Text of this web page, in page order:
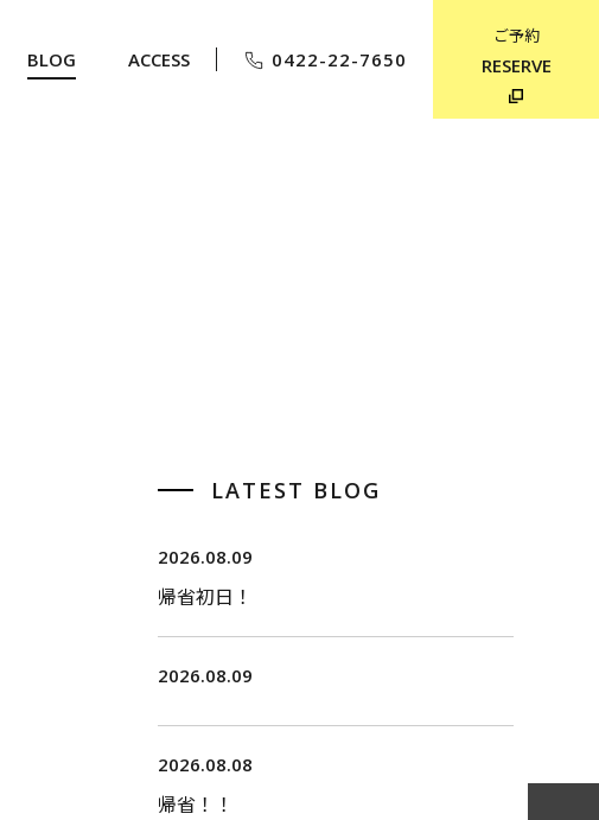
BLOG ACCESS 0422-22-7650
ご予約
RESERVE
LATEST BLOG
2026.08.09
帰省初日！
2026.08.09
2026.08.08
帰省！！